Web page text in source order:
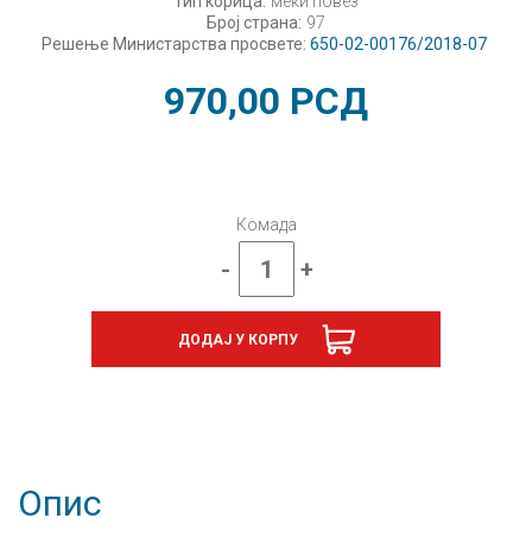
Број страна: 97
Решење Министарства просвете: 650-02-00176/2018-07
970,00 РСД
Комада
-
Свет
око
1,
уџбеник
+
ДОДАЈ У КОРПУ
Опис